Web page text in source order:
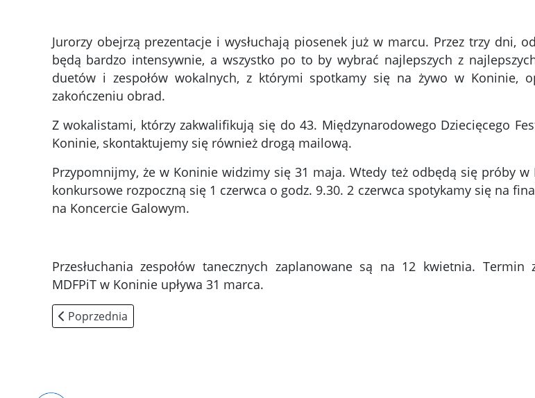
Jurorzy obejrzą prezentacje i wysłuchają piosenek już w marcu. Przez trzy dni,
będą bardzo intensywnie, a wszystko po to by wybrać najlepszych z
duetów i zespołów wokalnych, z którymi spotkamy się na żywo w Koninie,
zakończeniu obrad.
Z wokalistami, którzy zakwalifikują się do 43. Międzynarodowego Dziecięcego
Koninie, skontaktujemy się również drogą mailową.
Przypomnijmy, że w Koninie widzimy się 31 maja. Wtedy też odbędą się próby w
konkursowe rozpoczną się 1 czerwca o godz. 9.30. 2 czerwca spotykamy się na
na Koncercie Galowym.
Przesłuchania zespołów tanecznych zaplanowane są na 12 kwietnia. Termin
MDFPiT w Koninie upływa 31 marca.
Poprzednia strona: Jury przesłuchań wokalnych do 43. MDFPiT
Poprzednia